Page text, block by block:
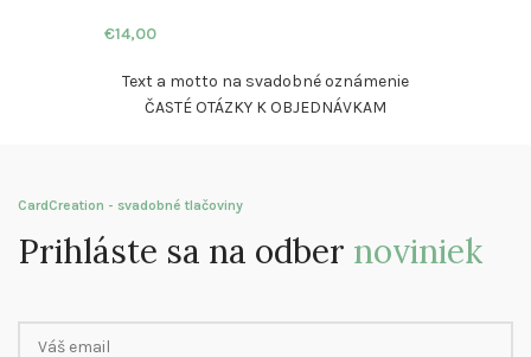
€14,00
Text a motto na svadobné oznámenie
ČASTÉ OTÁZKY K OBJEDNÁVKAM
CardCreation - svadobné tlačoviny
Prihláste sa na odber noviniek